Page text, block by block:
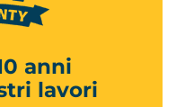
anni
lavori